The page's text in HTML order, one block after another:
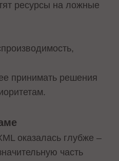
ресурсы на ложные
принимать решения
оказалась глубже –
часть